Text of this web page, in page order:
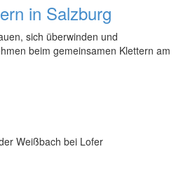
in Salzburg
sich überwinden und
beim gemeinsamen Klettern am
Weißbach bei Lofer